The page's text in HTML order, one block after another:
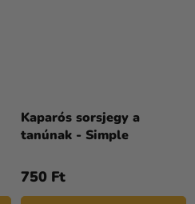
Kaparós sorsjegy a
tanúnak - Simple
750 Ft